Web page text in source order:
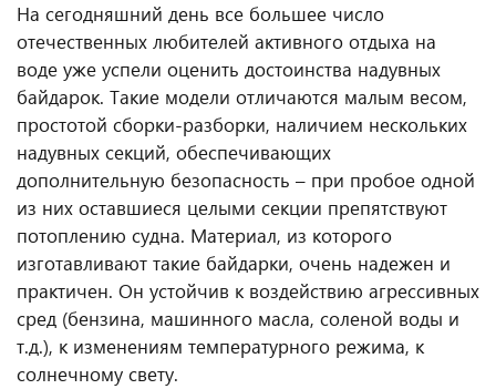
На сегодняшний день все большее число
отечественных любителей активного отдыха на
воде уже успели оценить достоинства надувных
байдарок. Такие модели отличаются малым весом,
простотой сборки-разборки, наличием нескольких
надувных секций, обеспечивающих
дополнительную безопасность – при пробое одной
из них оставшиеся целыми секции препятствуют
потоплению судна. Материал, из которого
изготавливают такие байдарки, очень надежен и
практичен. Он устойчив к воздействию агрессивных
сред (бензина, машинного масла, соленой воды и
т.д.), к изменениям температурного режима, к
солнечному свету.